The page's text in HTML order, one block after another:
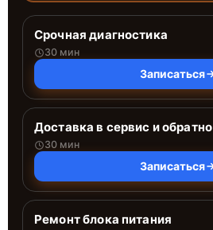
Срочная диагностика
30 мин
Записаться
Доставка в сервис и обратно
30 мин
Записаться
Ремонт блока питания